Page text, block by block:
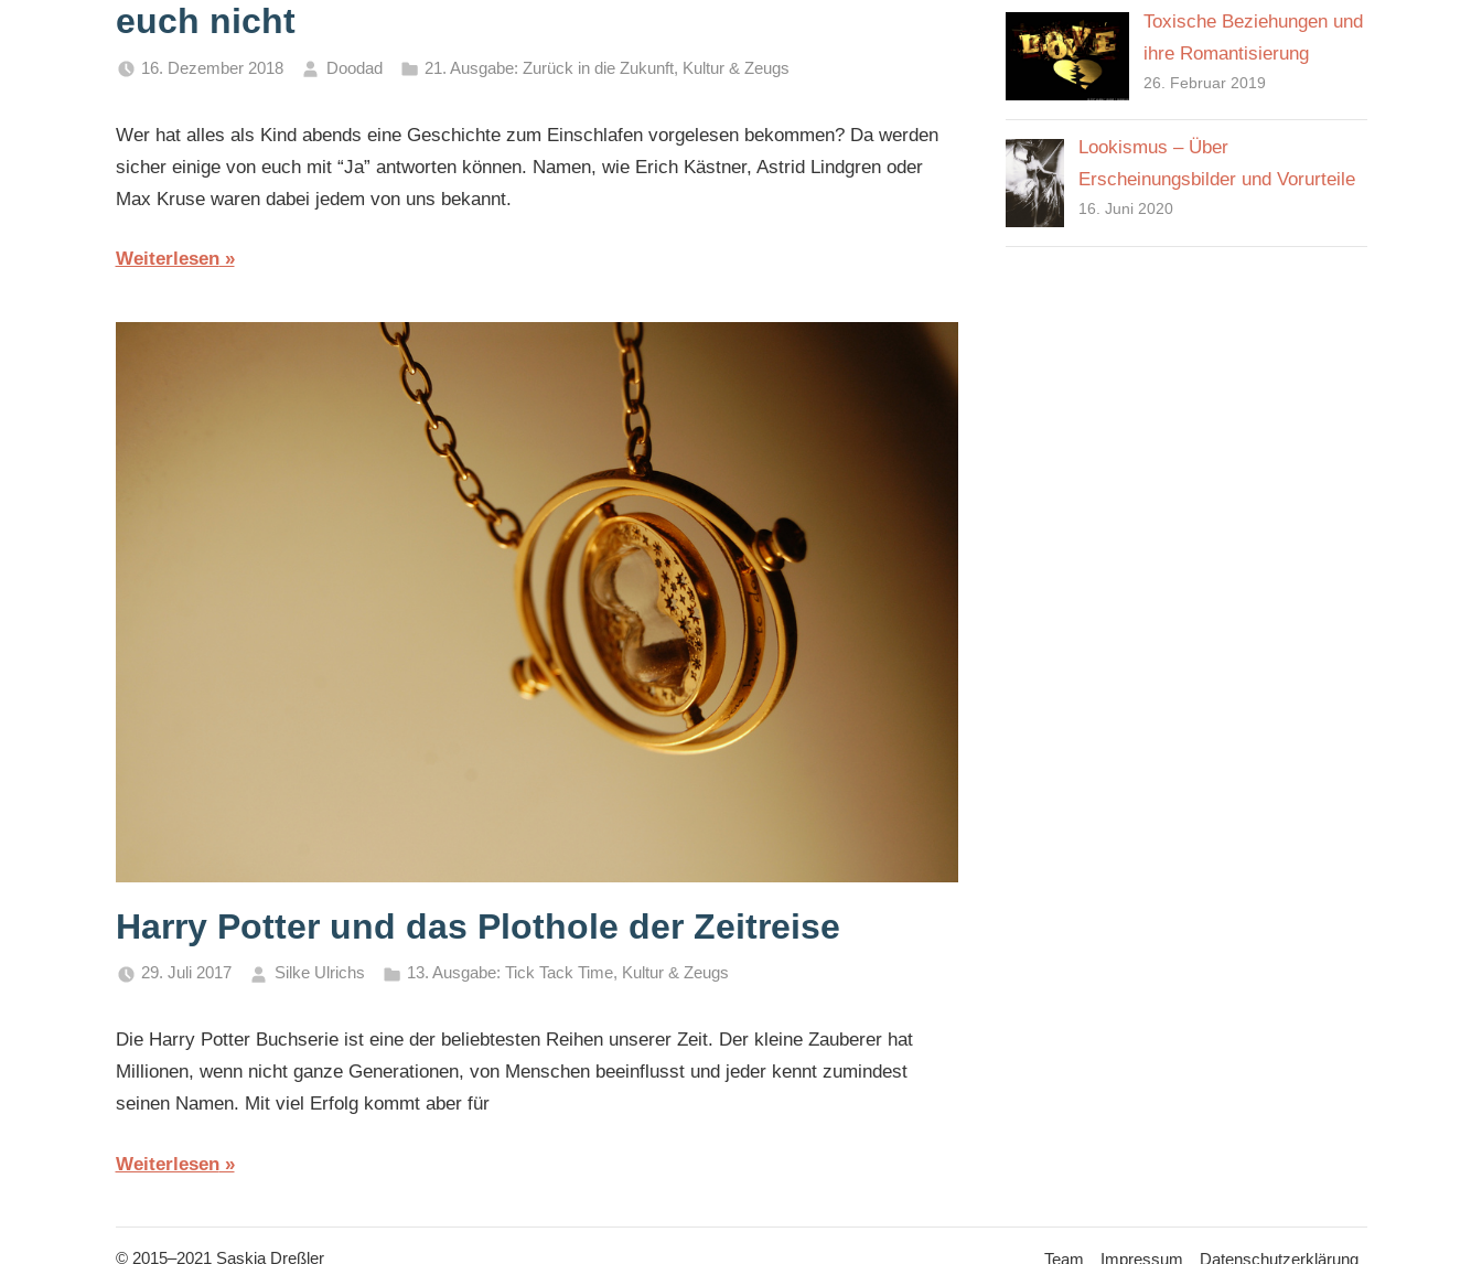
euch nicht
16. Dezember 2018 Doodad 21. Ausgabe: Zurück in die Zukunft, Kultur & Zeugs
Wer hat alles als Kind abends eine Geschichte zum Einschlafen vorgelesen bekommen? Da werden
sicher einige von euch mit “Ja” antworten können. Namen, wie Erich Kästner, Astrid Lindgren oder
Max Kruse waren dabei jedem von uns bekannt.
Weiterlesen
Harry Potter und das Plothole der Zeitreise
29. Juli 2017 Silke Ulrichs 13. Ausgabe: Tick Tack Time, Kultur & Zeugs
Die Harry Potter Buchserie ist eine der beliebtesten Reihen unserer Zeit. Der kleine Zauberer hat
Millionen, wenn nicht ganze Generationen, von Menschen beeinflusst und jeder kennt zumindest
seinen Namen. Mit viel Erfolg kommt aber für
Weiterlesen
Toxische Beziehungen und
ihre Romantisierung
26. Februar 2019
Lookismus – Über
Erscheinungsbilder und Vorurteile
16. Juni 2020
Team Impressum Datenschutzerklärung
© 2015–2021 Saskia Dreßler